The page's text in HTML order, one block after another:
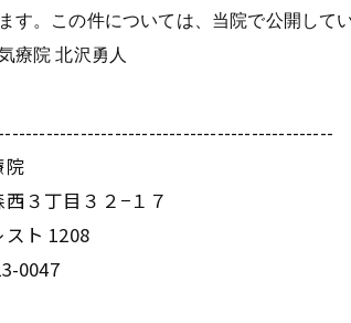
す。この件については、当院で公開して
療院 北沢勇人
院
３丁目３２−１７
ト 1208
0047